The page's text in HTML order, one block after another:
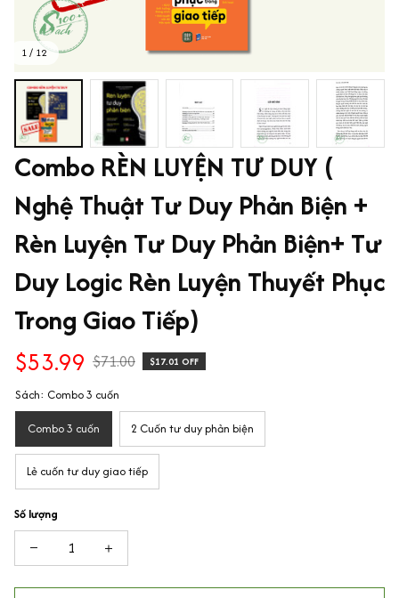
1 / 12
Combo RÈN LUYỆN TƯ DUY (
Nghệ Thuật Tư Duy Phản Biện +
Rèn Luyện Tư Duy Phản Biện+ Tư
Duy Logic Rèn Luyện Thuyết Phục
Trong Giao Tiếp)
$53.99 $71.00 $17.01 OFF
Sách: Combo 3 cuốn
Combo 3 cuốn 2 Cuốn tư duy phản biện
Lẻ cuốn tư duy giao tiếp
Số lượng